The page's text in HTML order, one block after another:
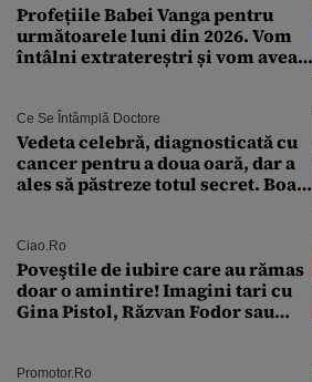
Profețiile Babei Vanga pentru
următoarele luni din 2026. Vom
întâlni extratereștri și vom avea
Ce Se Întâmplă Doctore
Vedeta celebră, diagnosticată cu
cancer pentru a doua oară, dar a
ales să păstreze totul secret. Boala
Ciao.ro
Poveştile de iubire care au rămas
doar o amintire! Imagini tari cu
Gina Pistol, Răzvan Fodor sau
Promotor.ro